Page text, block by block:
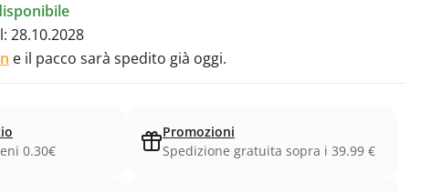
28.10.2028
e il pacco sarà spedito già oggi.
0.30€
Promozioni
Spedizione gratuita sopra i 39.99 €